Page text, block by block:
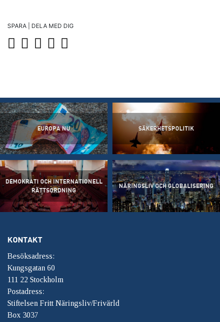
SPARA | DELA MED DIG
EUROPA NU SÄKERHETSPOLITIK
DEMOKRATI OCH INTERNATIONELL
RÄTTSORDNING
NÄRINGSLIV OCH GLOBALISERING
KONTAKT
Besöksadress:
Kungsgatan 60
111 22 Stockholm
Postadress:
Stiftelsen Fritt Näringsliv/Frivärld
Box 3037